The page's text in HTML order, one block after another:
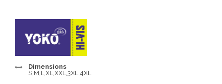
Dimensions
S,M,L,XL,XXL,3XL,4XL